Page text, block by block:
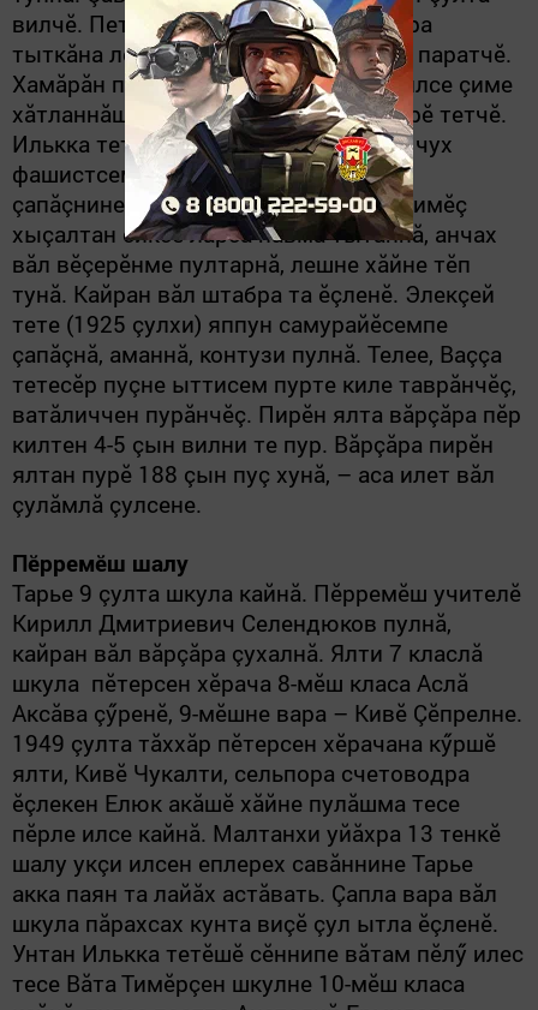
вилчӗ. Петя тете (1914çулхи) вăрçăра
тыткăна лекнӗ, нуша курнине каласа паратчӗ.
Хамăрăн пӗр салтак çӗрнӗ çӗрулми илсе çиме
хăтланнăшăн
ăнанимӗç персе пăрахрӗ тетчӗ.
Илькка тете Днепр шывӗ урлă каçнă чух
фашистсемпе куçа-куçăн, алă вăйӗпе
çапăçнине каласа паратчӗ. Ăна пӗр нимӗç
хыçалтан сиксе ларса пăвма тытăннă, анчах
вăл вӗçерӗнме пултарнă, лешне хăйне тӗп
тунă. Кайран вăл штабра та ӗçленӗ. Элекçей
тете (1925 çулхи) яппун самурайӗсемпе
çапăçнă, аманнă, контузи пулнă. Телее, Ваççа
тетесӗр пуçне ыттисем пурте киле таврăнчӗç,
ватăличчен пурăнчӗç. Пирӗн ялта вăрçăра пӗр
килтен 4-5 çын вилни те пур. Вăрçăра пирӗн
ялтан пурӗ 188 çын пуç хунă, – аса илет вăл
çулăмлă çулсене.
Пӗрремӗш шалу
Тарье 9 çулта шкула кайнă. Пӗрремӗш учителӗ
Кирилл Дмитриевич Селендюков пулнă,
кайран вăл вăрçăра çухалнă. Ялти 7 класлă
шкула пӗтерсен хӗрача 8-мӗш класа Аслă
Аксăва çӳренӗ, 9-мӗшне вара – Кивӗ Çӗпрелне.
1949 çулта тăххăр пӗтерсен хӗрачана кӳршӗ
ялти, Кивӗ Чукалти, сельпора счетоводра
ӗçлекен Елюк акăшӗ хăйне пулăшма тесе
пӗрле илсе кайнă. Малтанхи уйăхра 13 тенкӗ
шалу укçи илсен еплерех савăннине Тарье
акка паян та лайăх астăвать. Çапла вара вăл
шкула пăрахсах кунта виçӗ çул ытла ӗçленӗ.
Унтан Илькка тетӗшӗ сӗннипе вăтам пӗлӳ илес
тесе Вăта Тимӗрçен шкулне 10-мӗш класа